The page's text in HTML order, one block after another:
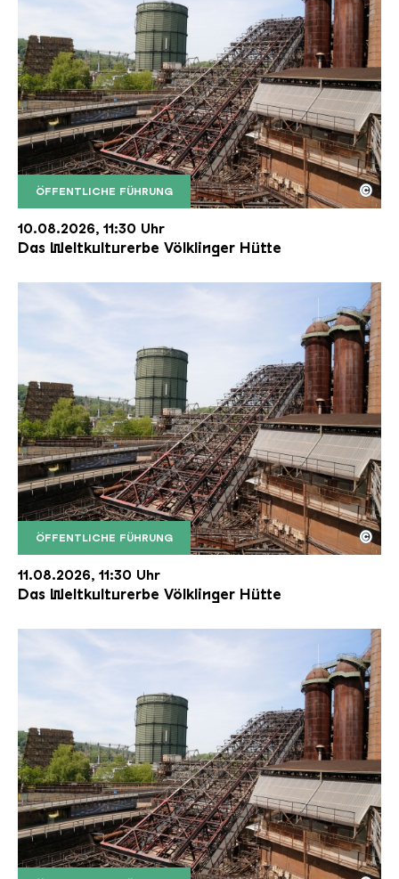
ÖFFENTLICHE FÜHRUNG
Der Erzschrägaufzug der Völklinger Hütte mit
Copyright: Weltkulturerbe Völklinger Hütte | Karl
©
10.08.2026, 11:30 Uhr
Das Weltkulturerbe Völklinger Hütte
ÖFFENTLICHE FÜHRUNG
Der Erzschrägaufzug der Völklinger Hütte mit
Copyright: Weltkulturerbe Völklinger Hütte | Karl
©
11.08.2026, 11:30 Uhr
Das Weltkulturerbe Völklinger Hütte